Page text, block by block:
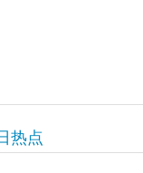
热点